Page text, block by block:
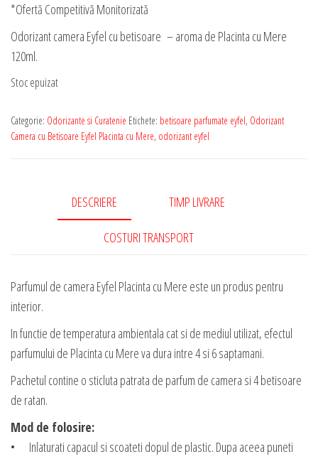
*Ofertă Competitivă Monitorizată
Odorizant camera Eyfel cu betisoare – aroma de Placinta cu Mere
120ml.
Stoc epuizat
Categorie: Odorizante si Curatenie Etichete: betisoare parfumate eyfel, Odorizant
Camera cu Betisoare Eyfel Placinta cu Mere, odorizant eyfel
DESCRIERE TIMP LIVRARE
COSTURI TRANSPORT
Parfumul de camera Eyfel Placinta cu Mere este un produs pentru
interior.
In functie de temperatura ambientala cat si de mediul utilizat, efectul
parfumului de Placinta cu Mere va dura intre 4 si 6 saptamani.
Pachetul contine o sticluta patrata de parfum de camera si 4 betisoare
de ratan.
Mod de folosire:
• Inlaturati capacul si scoateti dopul de plastic. Dupa aceea puneti